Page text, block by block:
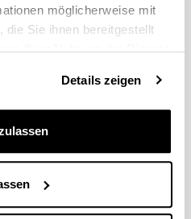
möglicherweise mit
die Sie ihnen bereitgestellt
Ihrer Nutzung der Dienste
Details zeigen